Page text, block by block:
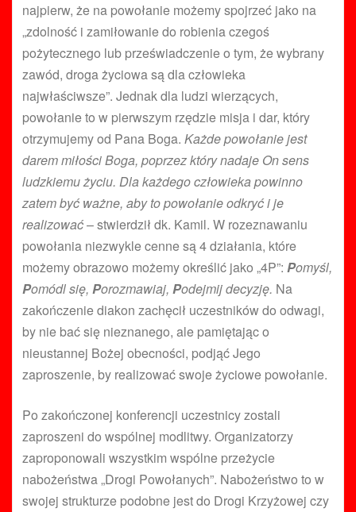
najpierw, że na powołanie możemy spojrzeć jako na
„zdolność i zamiłowanie do robienia czegoś
pożytecznego lub przeświadczenie o tym, że wybrany
zawód, droga życiowa są dla człowieka
najwłaściwsze”. Jednak dla ludzi wierzących,
powołanie to w pierwszym rzędzie misja i dar, który
otrzymujemy od Pana Boga. Każde powołanie jest
darem miłości Boga, poprzez który nadaje On sens
ludzkiemu życiu. Dla każdego człowieka powinno
zatem być ważne, aby to powołanie odkryć i je
realizować– stwierdził dk. Kamil. W rozeznawaniu
powołania niezwykle cenne są 4 działania, które
możemy obrazowo możemy określić jako „4P”: Pomyśl,
Pomódl się, Porozmawiaj, Podejmij decyzję. Na
zakończenie diakon zachęcił uczestników do odwagi,
by nie bać się nieznanego, ale pamiętając o
nieustannej Bożej obecności, podjąć Jego
zaproszenie, by realizować swoje życiowe powołanie.
Po zakończonej konferencji uczestnicy zostali
zaproszeni do wspólnej modlitwy. Organizatorzy
zaproponowali wszystkim wspólne przeżycie
nabożeństwa „Drogi Powołanych”. Nabożeństwo to w
swojej strukturze podobne jest do Drogi Krzyżowej czy